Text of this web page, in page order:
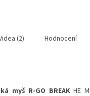
(2) Hodnocení
myš R-GO BREAKHE